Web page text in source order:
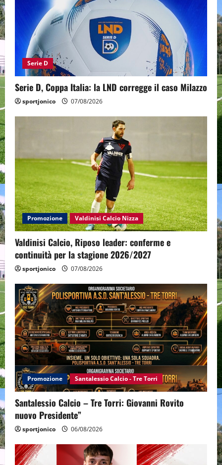
Serie D
Serie D, Coppa Italia: la LND corregge il caso Milazzo
sportjonico 07/08/2026
Promozione Valdinisi Calcio Nizza
Valdinisi Calcio, Riposo leader: conferme e
continuità per la stagione 2026/2027
sportjonico 07/08/2026
Promozione Santalessio Calcio - Tre Torri
Santalessio Calcio – Tre Torri: Giovanni Rovito
nuovo Presidente”
sportjonico 06/08/2026